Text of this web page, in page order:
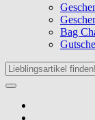
Bag